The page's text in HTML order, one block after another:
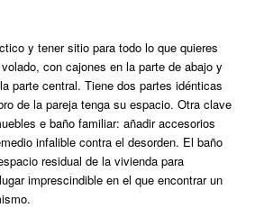
y tener sitio para todo lo que quieres
con cajones en la parte de abajo y
parte central. Tiene dos partes idénticas
de la pareja tenga su espacio. Otra clave
e baño familiar: añadir accesorios
infalible contra el desorden. El baño
residual de la vivienda para
imprescindible en el que encontrar un